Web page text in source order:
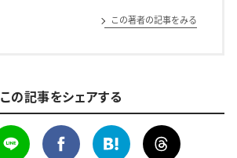
この著者の記事をみる
この記事をシェアする